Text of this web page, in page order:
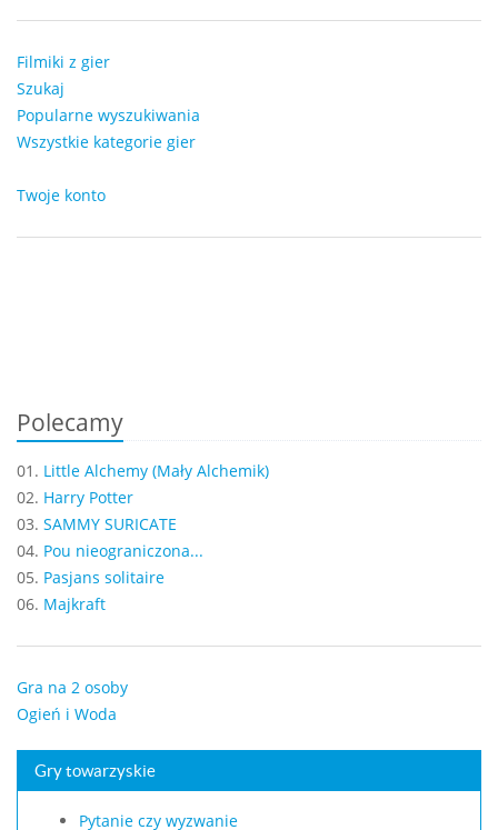
Filmiki z gier
Szukaj
Popularne wyszukiwania
Wszystkie kategorie gier
Twoje konto
Polecamy
01. Little Alchemy (Mały Alchemik)
02. Harry Potter
03. SAMMY SURICATE
04. Pou nieograniczona...
05. Pasjans solitaire
06. Majkraft
Gra na 2 osoby
Ogień i Woda
Gry towarzyskie
Pytanie czy wyzwanie